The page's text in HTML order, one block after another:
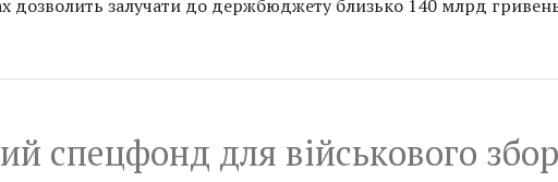
дозволить залучати до держбюджету близько 140 млрд
спецфонд для військового